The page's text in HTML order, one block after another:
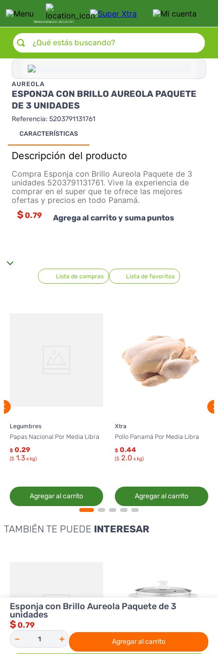
Seleccionauna ubicación
¿Qué estás buscando?
AUREOLA
ESPONJA CON BRILLO AUREOLA PAQUETE
DE 3 UNIDADES
Referencia: 5203791131761
CARACTERÍSTICAS
Descripción del producto
Compra Esponja con Brillo Aureola Paquete de 3
unidades 5203791131761. Vive la experiencia de
comprar en el super que te ofrece las mejores
ofertas y precios en todo Panamá.
$0.79 Agrega al carrito y suma puntos
Lista de compras Lista de favoritos
Legumbres
Papas Nacional Por Media Libra
$ 0.29
($ 1.3x kg)
Agregar al carrito
Xtra
Pollo Panamá Por Media Libra
$ 0.44
($ 2.0 x kg)
Agregar al carrito
TAMBIÉN TE PUEDE INTERESAR
Esponja con Brillo Aureola Paquete de 3
unidades
$0.79
＋
－ Agregar al carrito